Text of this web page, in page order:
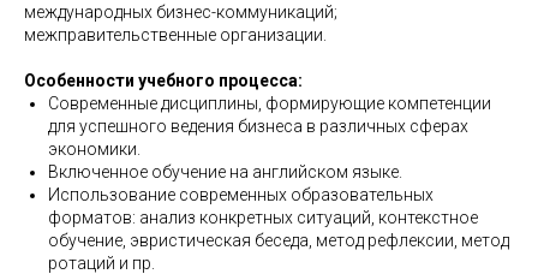
международных бизнес-коммуникаций;
межправительственные организации.
Особенности учебного процесса:
Современные дисциплины, формирующие компетенции
для успешного ведения бизнеса в различных сферах
экономики.
Включенное обучение на английском языке.
Использование современных образовательных
форматов: анализ конкретных ситуаций, контекстное
обучение, эвристическая беседа, метод рефлексии, метод
ротаций и пр.